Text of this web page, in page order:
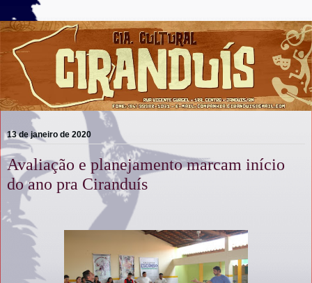
13 de janeiro de 2020
Avaliação e planejamento marcam início
do ano pra Ciranduís